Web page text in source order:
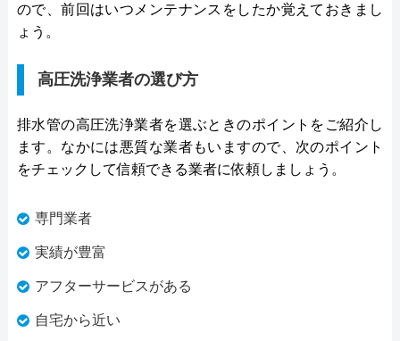
ので、前回はいつメンテナンスをしたか覚えておきまし
ょう。
高圧洗浄業者の選び方
排水管の高圧洗浄業者を選ぶときのポイントをご紹介し
ます。なかには悪質な業者もいますので、次のポイント
をチェックして信頼できる業者に依頼しましょう。
専門業者
実績が豊富
アフターサービスがある
自宅から近い